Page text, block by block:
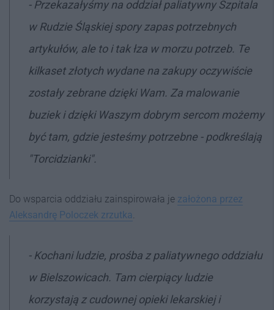
- Przekazałyśmy na oddział paliatywny Szpitala
w Rudzie Śląskiej spory zapas potrzebnych
artykułów, ale to i tak łza w morzu potrzeb. Te
kilkaset złotych wydane na zakupy oczywiście
zostały zebrane dzięki Wam. Za malowanie
buziek i dzięki Waszym dobrym sercom możemy
być tam, gdzie jesteśmy potrzebne - podkreślają
"Torcidzianki".
Do wsparcia oddziału zainspirowała je założona przez
Aleksandrę Poloczek zrzutka.
- Kochani ludzie, prośba z paliatywnego oddziału
w Bielszowicach. Tam cierpiący ludzie
korzystają z cudownej opieki lekarskiej i